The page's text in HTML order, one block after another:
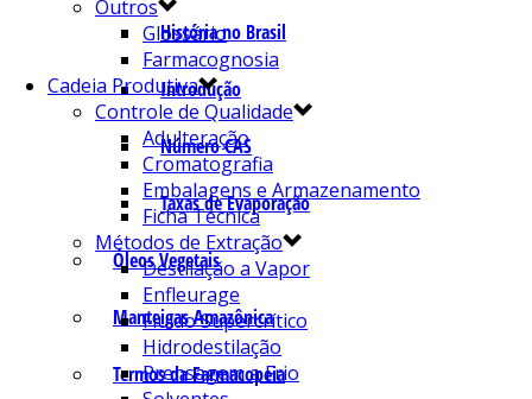
História no Brasil
Introdução
Número CAS
Taxas de Evaporação
Óleos Vegetais
Manteigas Amazônica
Termos da Farmacopeia
Outros
Glossário
Farmacognosia
Cadeia Produtiva
Controle de Qualidade
Adulteração
Cromatografia
Embalagens e Armazenamento
Ficha Técnica
Métodos de Extração
Destilação a Vapor
Enfleurage
Fluído Supercrítico
Hidrodestilação
Prensagem a Frio